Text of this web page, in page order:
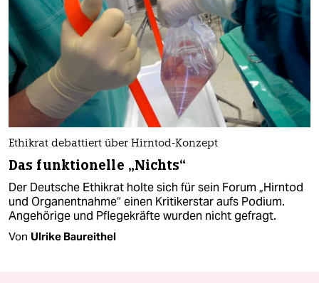
Ethikrat debattiert über Hirntod-Konzept
Das funktionelle „Nichts“
Der Deutsche Ethikrat holte sich für sein Forum „Hirntod
und Organentnahme“ einen Kritikerstar aufs Podium.
Angehörige und Pflegekräfte wurden nicht gefragt.
Von Ulrike Baureithel